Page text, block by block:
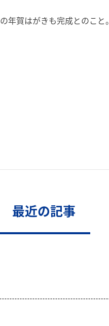
賀はがきも完成とのこと。
最近の記事